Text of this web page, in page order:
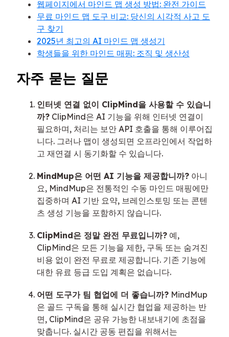
웹페이지에서 마인드 맵 생성 방법: 완전 가이드
무료 마인드 맵 도구 비교: 당신의 시각적 사고 도
구 찾기
2025년 최고의 AI 마인드 맵 생성기
학생들을 위한 마인드 매핑: 조직 및 생산성
자주 묻는 질문
인터넷 연결 없이 ClipMind을 사용할 수 있습니
까? ClipMind은 AI 기능을 위해 인터넷 연결이
필요하며, 처리는 보안 API 호출을 통해 이루어집
니다. 그러나 맵이 생성되면 오프라인에서 작업하
고 재연결 시 동기화할 수 있습니다.
MindMup은 어떤 AI 기능을 제공합니까? 아니
요, MindMup은 전통적인 수동 마인드 매핑에만
집중하며 AI 기반 요약, 브레인스토밍 또는 콘텐
츠 생성 기능을 포함하지 않습니다.
ClipMind은 정말 완전 무료입니까? 예,
ClipMind은 모든 기능을 제한, 구독 또는 숨겨진
비용 없이 완전 무료로 제공합니다. 기존 기능에
대한 유료 등급 도입 계획은 없습니다.
어떤 도구가 팀 협업에 더 좋습니까? MindMup
은 골드 구독을 통해 실시간 협업을 제공하는 반
면, ClipMind은 공유 가능한 내보내기에 초점을
맞춥니다. 실시간 공동 편집을 위해서는